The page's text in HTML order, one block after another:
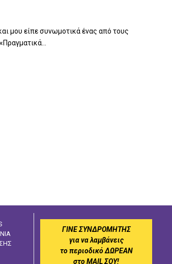
μου είπε συνωμοτικά ένας από τους
ΓΙΝΕ ΣΥΝΔΡΟΜΗΤΗΣ
για να λαμβάνεις
το περιοδικό ΔΩΡΕΑΝ
στο MAIL ΣΟΥ!